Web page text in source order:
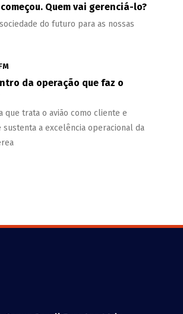
Quem vai gerenciá-lo?
do futuro para as nossas
da operação que faz o
que trata o avião como cliente e
sustenta a excelência operacional da